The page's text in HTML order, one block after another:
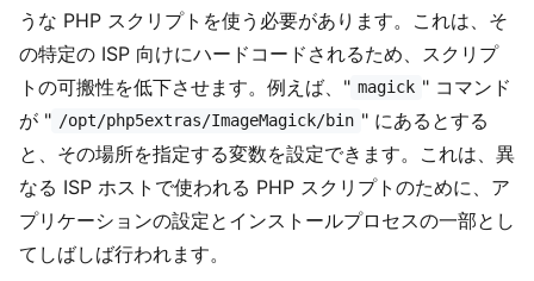
うな PHP スクリプトを使う必要があります。これは、そ
の特定の ISP 向けにハードコードされるため、スクリプ
トの可搬性を低下させます。例えば、" magick " コマンド
が " /opt/php5extras/ImageMagick/bin " にあるとする
と、その場所を指定する変数を設定できます。これは、異
なる ISP ホストで使われる PHP スクリプトのために、ア
プリケーションの設定とインストールプロセスの一部とし
てしばしば行われます。